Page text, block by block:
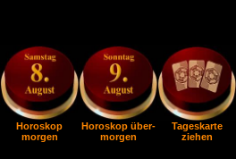
Horoskop
morgen
Horoskop über-
morgen
Tageskarte
ziehen